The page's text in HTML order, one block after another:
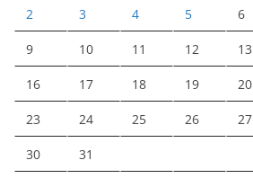
2 3 4 5 6
9 10 11 12 13
16 17 18 19 20
23 24 25 26 27
30 31